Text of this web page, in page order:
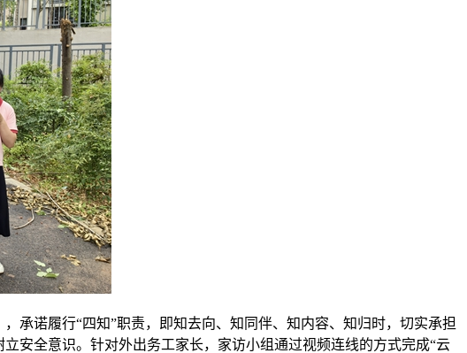
承诺履行“四知”职责，即知去向、知同伴、知内容、知归时，切实承担
安全意识。针对外出务工家长，家访小组通过视频连线的方式完成“云